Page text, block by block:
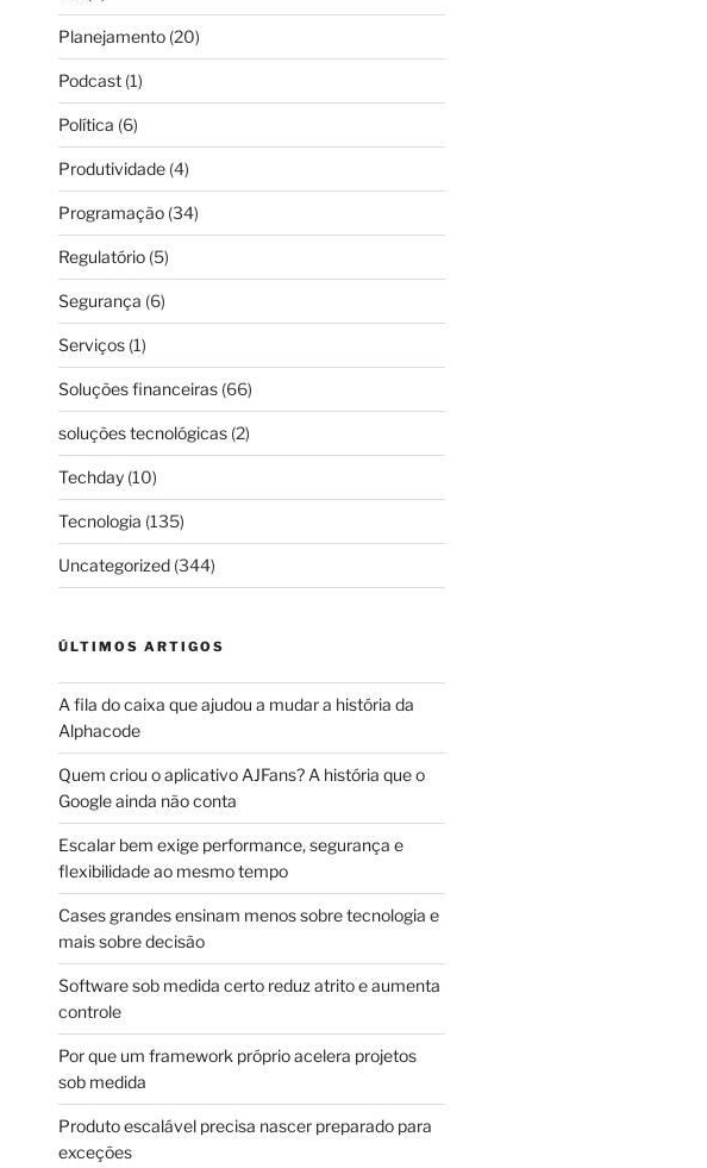
Planejamento(20)
Podcast(1)
Política (6)
Produtividade(4)
Programação(34)
Regulatório(5)
Segurança (6)
Serviços(1)
Soluções financeiras(66)
soluções tecnológicas(2)
Techday(10)
Tecnologia (135)
Uncategorized(344)
ÚLTIMOS ARTIGOS
A fila do caixa que ajudou a mudar a história da
Alphacode
Quem criou o aplicativo AJFans? A história que o
Google ainda não conta
Escalar bem exige performance, segurança e
flexibilidade ao mesmo tempo
Cases grandes ensinam menos sobre tecnologia e
mais sobre decisão
Software sob medida certo reduz atrito e aumenta
controle
Por que um framework próprio acelera projetos
sob medida
Produto escalável precisa nascer preparado para
exceções